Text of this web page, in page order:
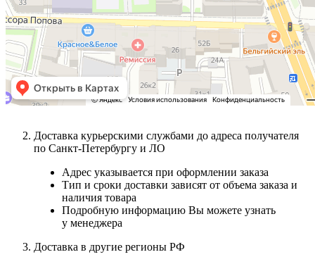
Доставка курьерскими службами до адреса получателя
по Санкт-Петербургу и ЛО
Адрес указывается при оформлении заказа
Тип и сроки доставки зависят от объема заказа и
наличия товара
Подробную информацию Вы можете узнать
у менеджера
Доставка в другие регионы РФ